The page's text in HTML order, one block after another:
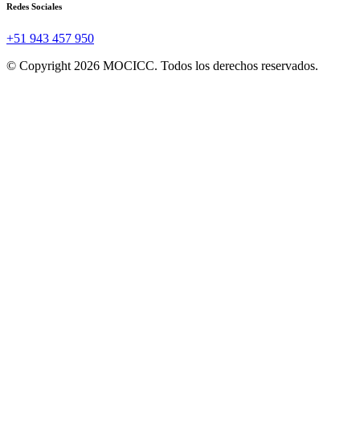
Redes Sociales
+51 943 457 950
© Copyright 2026 MOCICC. Todos los derechos reservados.